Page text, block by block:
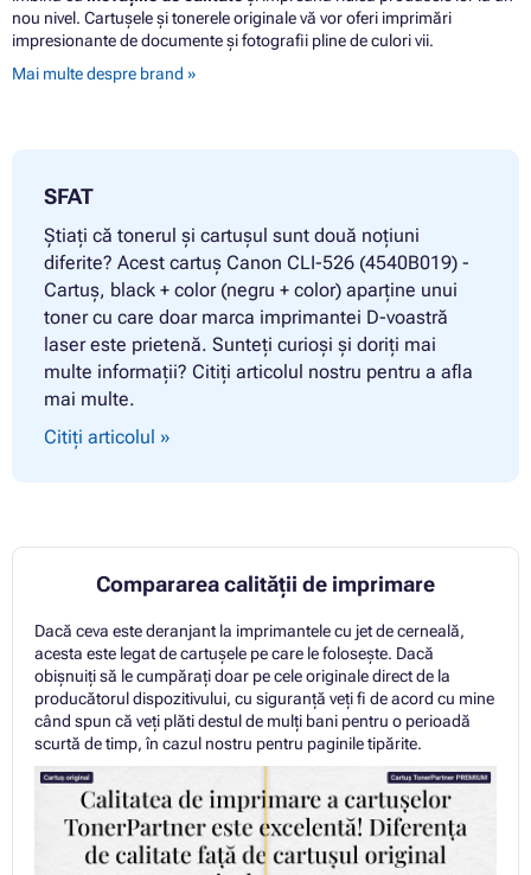
nou nivel. Cartușele și tonerele originale vă vor oferi imprimări
impresionante de documente și fotografii pline de culori vii.
Mai multe despre brand »
SFAT
Știați că tonerul și cartușul sunt două noțiuni
diferite? Acest cartuș Canon CLI-526 (4540B019) -
Cartuș, black + color (negru + color) aparține unui
toner cu care doar marca imprimantei D-voastră
laser este prietenă. Sunteți curioși și doriți mai
multe informații? Citiți articolul nostru pentru a afla
mai multe.
Citiți articolul »
Compararea calității de imprimare
Dacă ceva este deranjant la imprimantele cu jet de cerneală,
acesta este legat de cartușele pe care le folosește. Dacă
obișnuiți să le cumpărați doar pe cele originale direct de la
producătorul dispozitivului, cu siguranță veți fi de acord cu mine
când spun că veți plăti destul de mulți bani pentru o perioadă
scurtă de timp, în cazul nostru pentru paginile tipărite.